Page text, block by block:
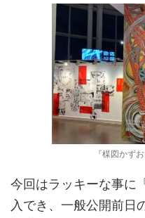
『楳図かず
今回はラッキーな事に
入でき、一般公開前日